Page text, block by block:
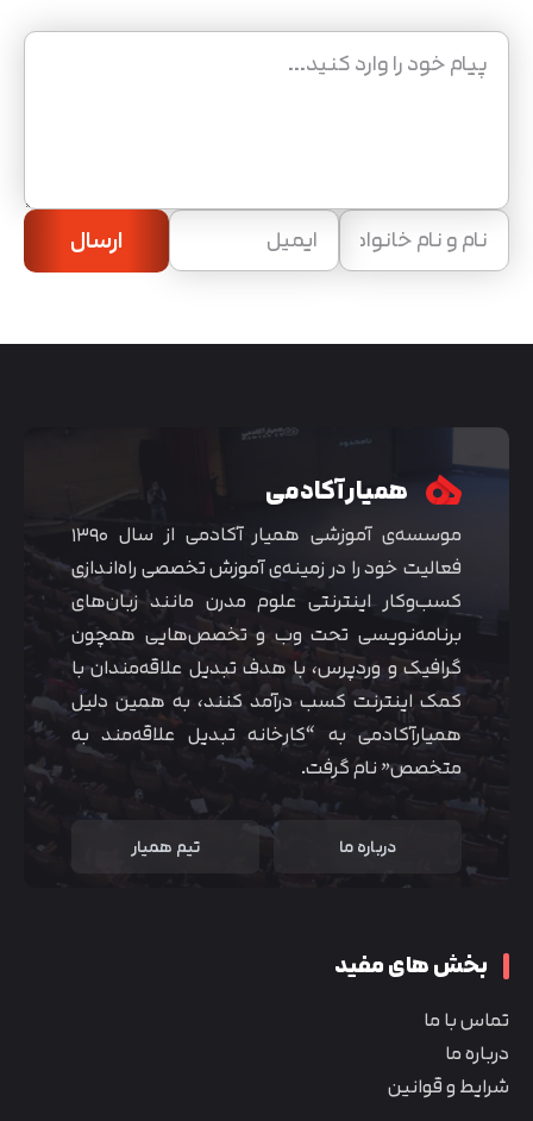
ارسال
همیار آکادمی
موسسه‌ی آموزشی همیار آکادمی از سال ۱۳۹۰
فعالیت خود را در زمینه‌ی آموزش تخصصی راه‌اندازی
کسب‌و‌کار اینترنتی علوم مدرن مانند زبان‌های
برنامه‌نویسی تحت وب و تخصص‌هایی همچون
گرافیک و وردپرس، با هدف تبدیل علاقه‌مندان با
کمک اینترنت کسب درآمد کنند، به همین دلیل
همیارآکادمی به “کارخانه تبدیل علاقه‌مند به
متخصص” نام گرفت.
درباره ما تیم همیار
بخش های مفید
تماس با ما
درباره ما
شرایط و قوانین